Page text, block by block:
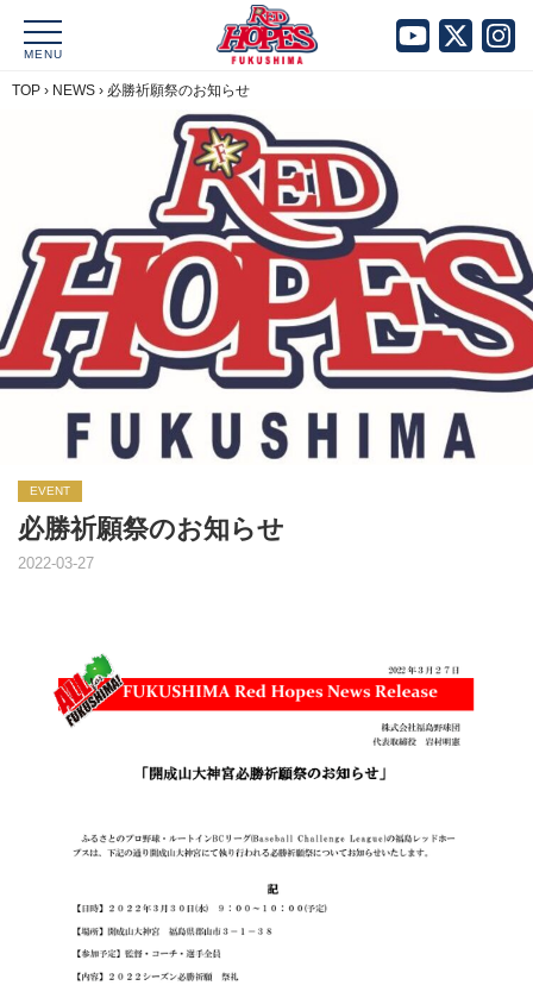
MENU
TOP › NEWS › 必勝祈願祭のお知らせ
EVENT
必勝祈願祭のお知らせ
2022-03-27